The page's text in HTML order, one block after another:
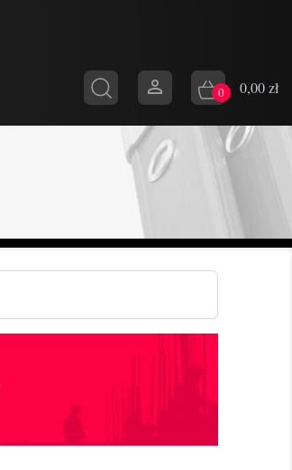
 0 0,00 zł